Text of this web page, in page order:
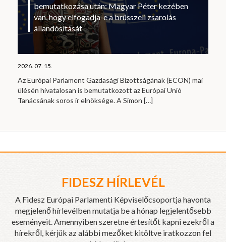
bemutatkozása után: Magyar Péter kezében
van, hogy elfogadja-e a brüsszeli zsarolás
állandósítását
2026. 07. 15.
Az Európai Parlament Gazdasági Bizottságának (ECON) mai
ülésén hivatalosan is bemutatkozott az Európai Unió
Tanácsának soros ír elnöksége. A Simon […]
FIDESZ HÍRLEVÉL
A Fidesz Európai Parlamenti Képviselőcsoportja havonta
megjelenő hírlevélben mutatja be a hónap legjelentősebb
eseményeit. Amennyiben szeretne értesítőt kapni ezekről a
hírekről, kérjük az alábbi mezőket kitöltve iratkozzon fel